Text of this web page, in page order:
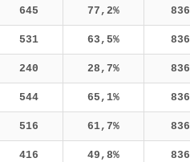
645 77,2% 836
531 63,5% 836
240 28,7% 836
544 65,1% 836
516 61,7% 836
416 49,8% 836